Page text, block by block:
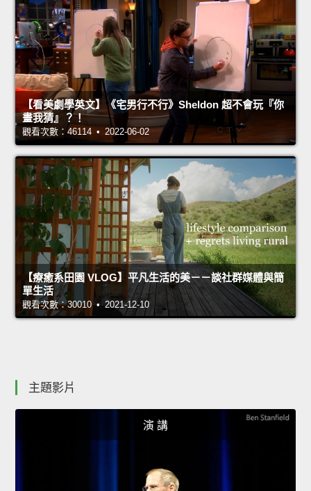
【看美劇學英文】《宅男行不行》Sheldon 超不會玩『你
畫我猜』？！
觀看次數：46114 • 2022-06-02
【療癒系田園 VLOG】平凡生活的美－－談社群媒體與簡
單生活
觀看次數：30010 • 2021-12-10
主題影片
演 講